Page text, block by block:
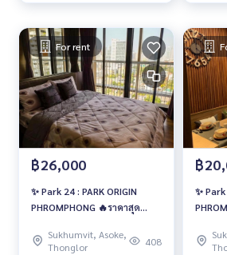
For rent
฿26,000
✨ Park 24 : PARK ORIGIN
PHROMPHONG 🔥ราคาสุด
เท่านั้น🔥Sukhumvit, Asoke,
Thonglor
408
฿
✨ Park
เท่านั้น